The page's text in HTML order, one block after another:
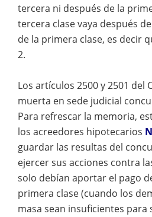
tercera ni después de la
tercera clase vaya después
de la primera clase, es decir
2.
Los artículos 2500 y 2501 del
muerta en sede judicial
Para refrescar la memoria,
los acreedores hipotecarios
guardar las resultas del
ejercer sus acciones contra
solo debían aportar el pago
primera clase (cuando los
masa sean insuficientes para